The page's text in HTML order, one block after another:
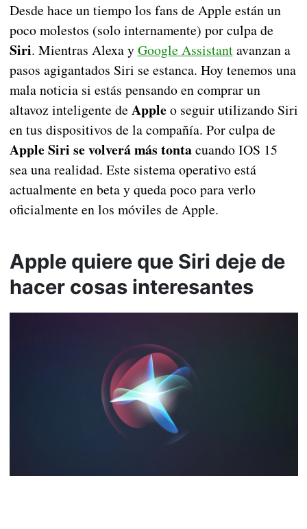
Desde hace un tiempo los fans de Apple están un
poco molestos (solo internamente) por culpa de
Siri. Mientras Alexa yGoogle Assistantavanzan a
pasos agigantados Siri se estanca. Hoy tenemos una
mala noticia si estás pensando en comprar un
altavoz inteligente de Appleo seguir utilizando Siri
en tus dispositivos de la compañía. Por culpa de
Apple Siri se volverá más tontacuando IOS 15
sea una realidad. Este sistema operativo está
actualmente en beta y queda poco para verlo
oficialmente en los móviles de Apple.
Apple quiere que Siri deje de
hacer cosas interesantes